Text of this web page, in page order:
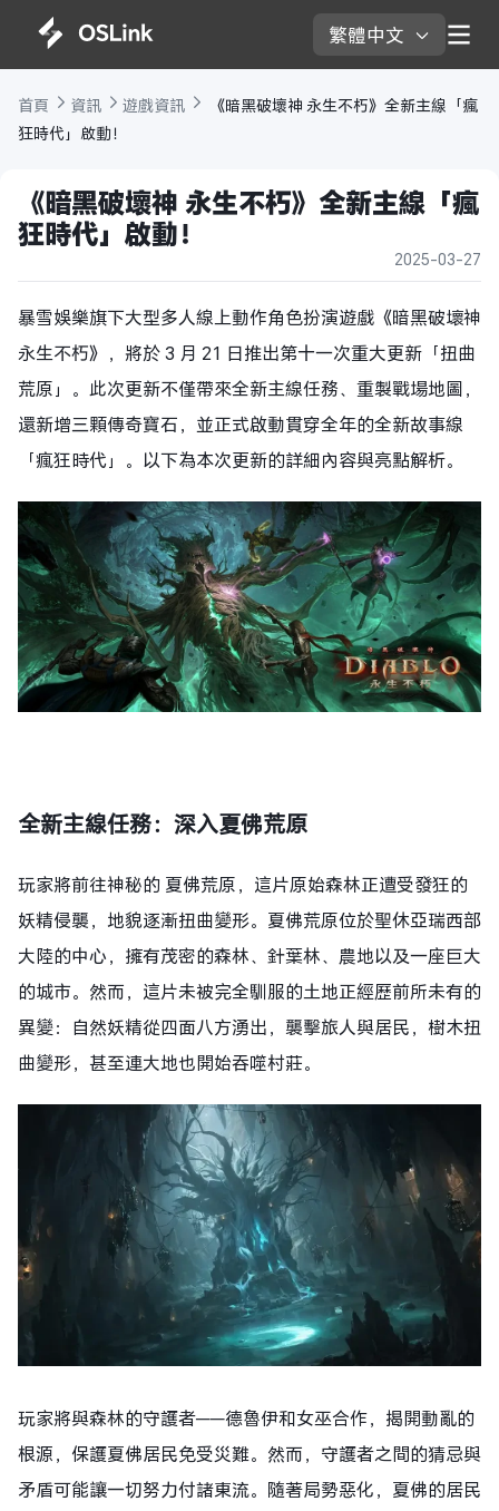
繁體中文
首頁 資訊 遊戲資訊
《暗黑破壞神 永生不朽》全新主線「瘋
狂時代」啟動！
《暗黑破壞神 永生不朽》全新主線「瘋
狂時代」啟動！
2025-03-27
暴雪娛樂旗下大型多人線上動作角色扮演遊戲《暗黑破壞神
永生不朽》，將於 3 月 21 日推出第十一次重大更新「扭曲
荒原」。此次更新不僅帶來全新主線任務、重製戰場地圖，
還新增三顆傳奇寶石，並正式啟動貫穿全年的全新故事線
「瘋狂時代」。以下為本次更新的詳細內容與亮點解析。
全新主線任務：深入夏佛荒原
玩家將前往神秘的 夏佛荒原，這片原始森林正遭受發狂的
妖精侵襲，地貌逐漸扭曲變形。夏佛荒原位於聖休亞瑞西部
大陸的中心，擁有茂密的森林、針葉林、農地以及一座巨大
的城市。然而，這片未被完全馴服的土地正經歷前所未有的
異變：自然妖精從四面八方湧出，襲擊旅人與居民，樹木扭
曲變形，甚至連大地也開始吞噬村莊。
玩家將與森林的守護者——德魯伊和女巫合作，揭開動亂的
根源，保護夏佛居民免受災難。然而，守護者之間的猜忌與
矛盾可能讓一切努力付諸東流。隨著局勢惡化，夏佛的居民